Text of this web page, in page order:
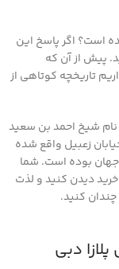
است؟ اگر پاسخ این
پیش از آن که
تاریخچه کوتاهی از
فردی به نام شیخ احمد بن سعید
زعبیل واقع شده
جهان بوده است. شما
دیدن کنید و لذت
کنید.
دبی